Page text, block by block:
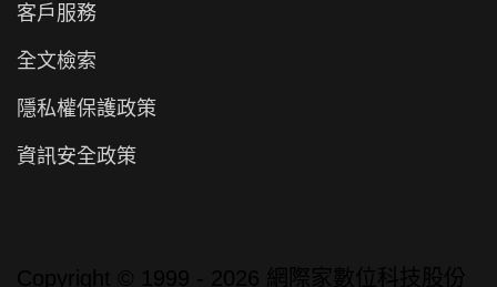
客戶服務
全文檢索
隱私權保護政策
資訊安全政策